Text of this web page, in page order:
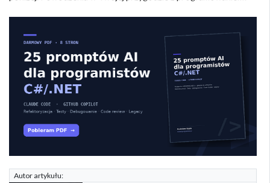
Autor artykułu: